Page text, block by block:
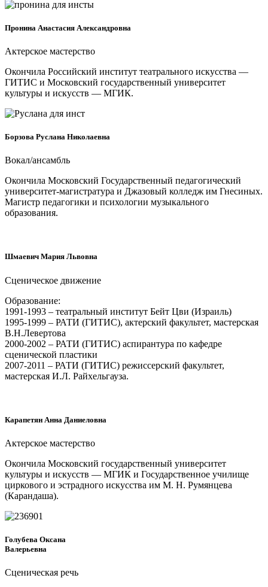
Пронина Анастасия Александровна
Актерское мастерство
Окончила Российский институт театрального искусства —
ГИТИС и Московский государственный университет
культуры и искусств — МГИК.
Борзова Руслана Николаевна
Вокал/ансамбль
Окончила Московский Государственный педагогический
университет-магистратура и Джазовый колледж им Гнесиных.
Магистр педагогики и психологии музыкального
образования.
Шмаевич Мария Львовна
Сценическое движение
Образование:
1991-1993 – театральный институт Бейт Цви (Израиль)
1995-1999 – РАТИ (ГИТИС), актерский факультет, мастерская
В.Н.Левертова
2000-2002 – РАТИ (ГИТИС) аспирантура по кафедре
сценической пластики
2007-2011 – РАТИ (ГИТИС) режиссерский факультет,
мастерская И.Л. Райхельгауза.
Карапетян Анна Даниеловна
Актерское мастерство
Окончила Московский государственный университет
культуры и искусств — МГИК и Государственное училище
циркового и эстрадного искусства им М. Н. Румянцева
(Карандаша).
Голубева Оксана
Валерьевна
Сценическая речь